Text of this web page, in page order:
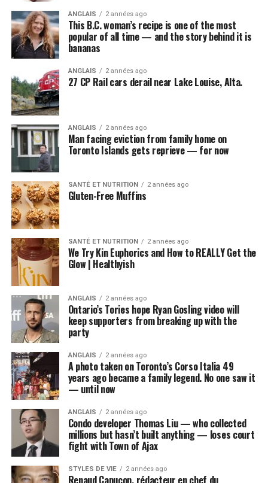
ANGLAIS 2 années ago
This B.C. woman’s recipe is one of the most
popular of all time — and the story behind it is
bananas
ANGLAIS 2 années ago
27 CP Rail cars derail near Lake Louise, Alta.
ANGLAIS 2 années ago
Man facing eviction from family home on
Toronto Islands gets reprieve — for now
SANTÉ ET NUTRITION 2 années ago
Gluten-Free Muffins
SANTÉ ET NUTRITION 2 années ago
We Try Kin Euphorics and How to REALLY Get the
Glow | Healthyish
ANGLAIS 2 années ago
Ontario’s Tories hope Ryan Gosling video will
keep supporters from breaking up with the
party
ANGLAIS 2 années ago
A photo taken on Toronto’s Corso Italia 49
years ago became a family legend. No one saw it
— until now
ANGLAIS 2 années ago
Condo developer Thomas Liu — who collected
millions but hasn’t built anything — loses court
fight with Town of Ajax
STYLES DE VIE 2 années ago
Renaud Capuçon, rédacteur en chef du